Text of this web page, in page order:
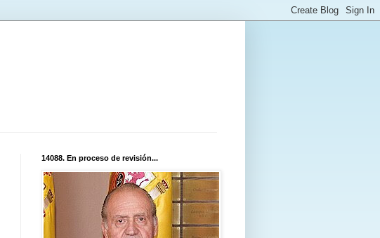
14088. En proceso de revisión...